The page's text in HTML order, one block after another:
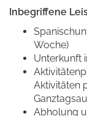
Inbegriffene
Woche)
Unterkunft
Aktivitäten
Abholung